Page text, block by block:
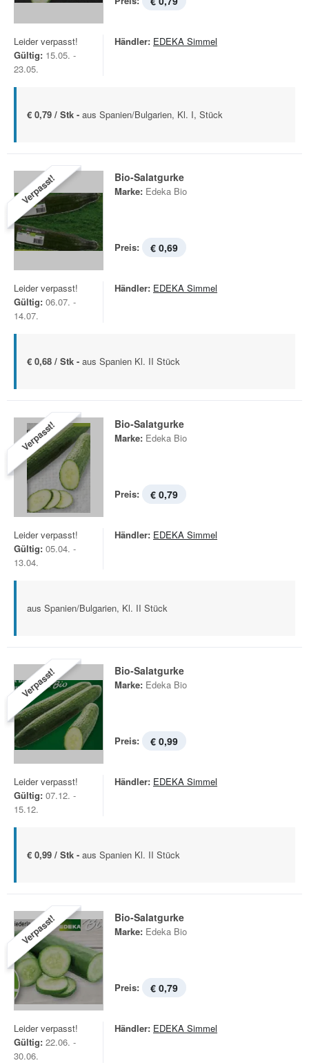
Leider verpasst!
Gültig: 15.05. -
23.05.
Händler: EDEKA Simmel
€ 0,79 / Stk - aus Spanien/Bulgarien, Kl. I, Stück
Verpasst! Bio-Salatgurke
Marke: Edeka Bio
Preis: € 0,69
Leider verpasst!
Gültig: 06.07. -
14.07.
Händler: EDEKA Simmel
€ 0,68 / Stk - aus Spanien Kl. II Stück
Verpasst! Bio-Salatgurke
Marke: Edeka Bio
Preis: € 0,79
Leider verpasst!
Gültig: 05.04. -
13.04.
Händler: EDEKA Simmel
aus Spanien/Bulgarien, Kl. II Stück
Verpasst! Bio-Salatgurke
Marke: Edeka Bio
Preis: € 0,99
Leider verpasst!
Gültig: 07.12. -
15.12.
Händler: EDEKA Simmel
€ 0,99 / Stk - aus Spanien Kl. II Stück
Verpasst! Bio-Salatgurke
Marke: Edeka Bio
Preis: € 0,79
Leider verpasst!
Gültig: 22.06. -
30.06.
Händler: EDEKA Simmel